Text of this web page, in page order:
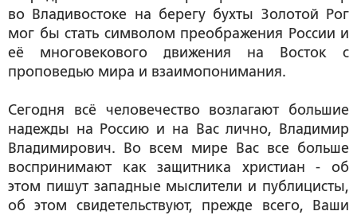
во Владивостоке на берегу бухты Золотой Рог
мог бы стать символом преображения России и
её многовекового движения на Восток с
проповедью мира и взаимопонимания.
Сегодня всё человечество возлагают большие
надежды на Россию и на Вас лично, Владимир
Владимирович. Во всем мире Вас все больше
воспринимают как защитника христиан - об
этом пишут западные мыслители и публицисты,
об этом свидетельствуют, прежде всего, Ваши